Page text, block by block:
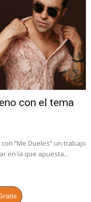
con el tema
“Me Dueles” un trabajo
en la que apuesta...